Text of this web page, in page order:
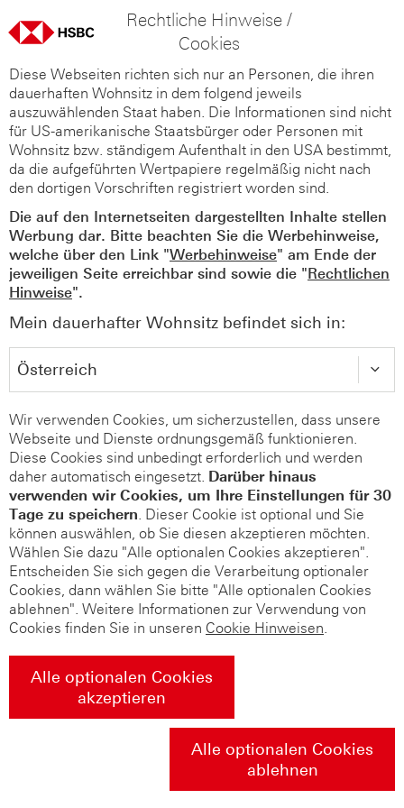
Rechtliche Hinweise /
Cookies
Diese Webseiten richten sich nur an Personen, die ihren
dauerhaften Wohnsitz in dem folgend jeweils
auszuwählenden Staat haben. Die Informationen sind nicht
für US-amerikanische Staatsbürger oder Personen mit
Wohnsitz bzw. ständigem Aufenthalt in den USA bestimmt,
da die aufgeführten Wertpapiere regelmäßig nicht nach
den dortigen Vorschriften registriert worden sind.
Die auf den Internetseiten dargestellten Inhalte stellen
Werbung dar. Bitte beachten Sie die Werbehinweise,
welche über den Link "Werbehinweise" am Ende der
jeweiligen Seite erreichbar sind sowie die "Rechtlichen
Hinweise".
Mein dauerhafter Wohnsitz befindet sich in:
Wir verwenden Cookies, um sicherzustellen, dass unsere
Webseite und Dienste ordnungsgemäß funktionieren.
Diese Cookies sind unbedingt erforderlich und werden
daher automatisch eingesetzt. Darüber hinaus
verwenden wir Cookies, um Ihre Einstellungen für 30
Tage zu speichern. Dieser Cookie ist optional und Sie
können auswählen, ob Sie diesen akzeptieren möchten.
Wählen Sie dazu "Alle optionalen Cookies akzeptieren".
Entscheiden Sie sich gegen die Verarbeitung optionaler
Cookies, dann wählen Sie bitte "Alle optionalen Cookies
ablehnen". Weitere Informationen zur Verwendung von
Cookies finden Sie in unseren Cookie Hinweisen.
Alle optionalen Cookies
akzeptieren
Alle optionalen Cookies
ablehnen